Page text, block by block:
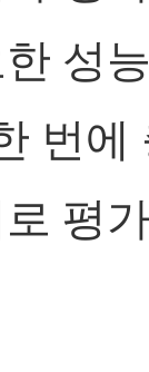
성
번에
평